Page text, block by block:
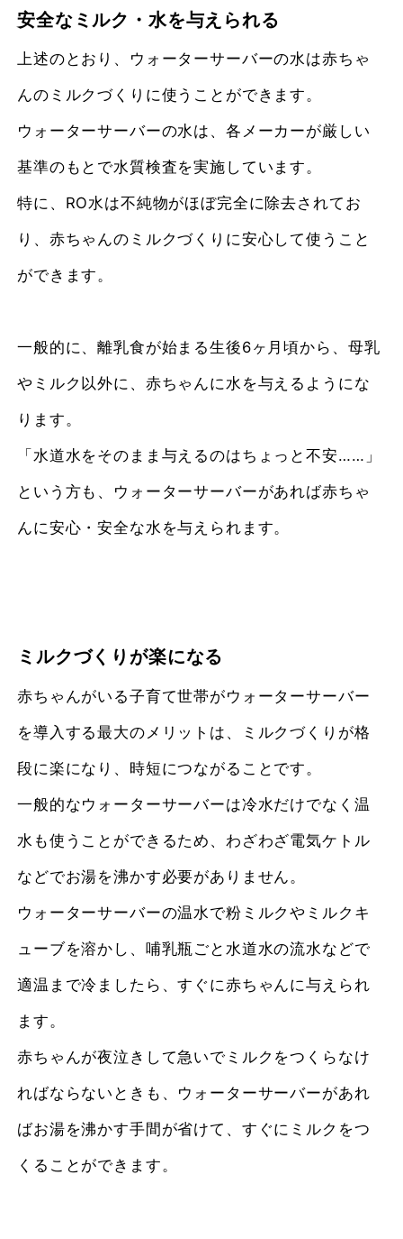
安全なミルク・水を与えられる
上述のとおり、ウォーターサーバーの水は赤ちゃ
んのミルクづくりに使うことができます。
ウォーターサーバーの水は、各メーカーが厳しい
基準のもとで水質検査を実施しています。
特に、RO水は不純物がほぼ完全に除去されてお
り、赤ちゃんのミルクづくりに安心して使うこと
ができます。
一般的に、離乳食が始まる生後6ヶ月頃から、母乳
やミルク以外に、赤ちゃんに水を与えるようにな
ります。
「水道水をそのまま与えるのはちょっと不安……」
という方も、ウォーターサーバーがあれば赤ちゃ
んに安心・安全な水を与えられます。
ミルクづくりが楽になる
赤ちゃんがいる子育て世帯がウォーターサーバー
を導入する最大のメリットは、ミルクづくりが格
段に楽になり、時短につながることです。
一般的なウォーターサーバーは冷水だけでなく温
水も使うことができるため、わざわざ電気ケトル
などでお湯を沸かす必要がありません。
ウォーターサーバーの温水で粉ミルクやミルクキ
ューブを溶かし、哺乳瓶ごと水道水の流水などで
適温まで冷ましたら、すぐに赤ちゃんに与えられ
ます。
赤ちゃんが夜泣きして急いでミルクをつくらなけ
ればならないときも、ウォーターサーバーがあれ
ばお湯を沸かす手間が省けて、すぐにミルクをつ
くることができます。